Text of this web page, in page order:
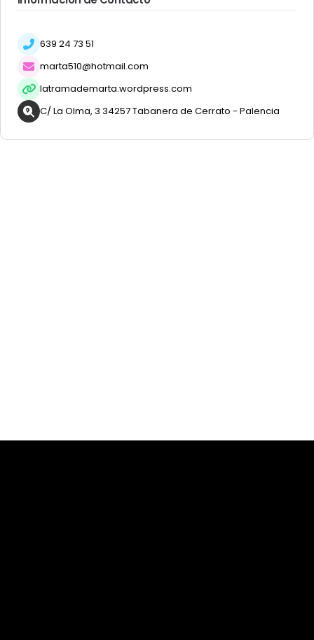
639 24 73 51
marta510@hotmail.com
latramademarta.wordpress.com
C/ La Olma, 3 34257 Tabanera de Cerrato - Palencia